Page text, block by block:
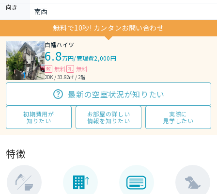
向き
南西
無料で10秒! カンタンお問い合わせ
白幡ハイツ
6.8万円/管理費2,000円
敷 無料 礼 無料
2DK / 33.82㎡ / 2階
最新の空室状況が知りたい
初期費用が
知りたい
お部屋の詳しい
情報を知りたい
実際に
見学したい
特徴